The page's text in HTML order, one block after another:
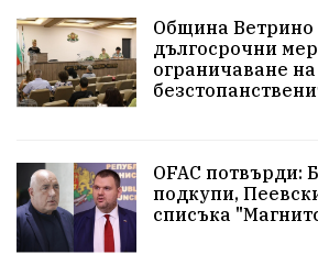
Красиво Ветрино защитниците
Детски лагер Вяра
Народно читалище
български художници
Община
дългосрочни
ограничаване на
OFAC потвърди:
подкупи,
списъка